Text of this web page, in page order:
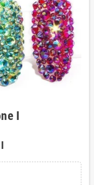
I